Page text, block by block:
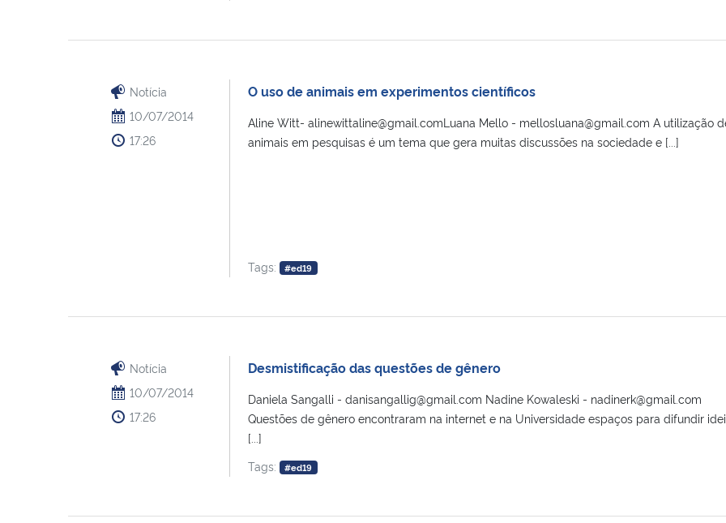
Notícia
10/07/2014
17:26
O uso de animais em experimentos científicos
Aline Witt- alinewittaline@gmail.comLuana Mello - mellosluana@gmail.com A utilização
animais em pesquisas é um tema que gera muitas discussões na sociedade e [...]
Tags: #ed19
Notícia
10/07/2014
17:26
Desmistificação das questões de gênero
Daniela Sangalli - danisangallig@gmail.com Nadine Kowaleski - nadinerk@gmail.com
Questões de gênero encontraram na internet e na Universidade espaços para difundir
[...]
Tags:
#ed19